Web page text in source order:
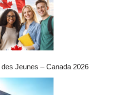
Jeunes – Canada 2026